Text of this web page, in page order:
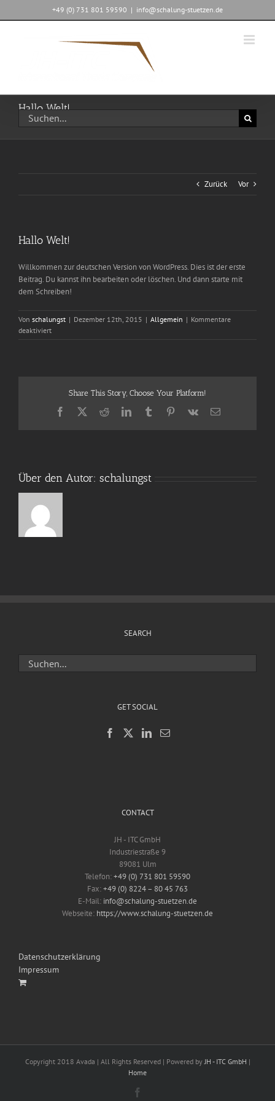
Inhalt
+49 (0) 731 801 59590 | info@schalung-stuetzen.de
Hallo Welt!
Suche
nach:
Zurück Vor
Hallo Welt!
Willkommen zur deutschen Version von WordPress. Dies ist der erste
Beitrag. Du kannst ihn bearbeiten oder löschen. Und dann starte mit
dem Schreiben!
Von schalungst | Dezember 12th, 2015 | Allgemein | Kommentare
deaktiviertfür
Share This Story, Choose Your Platform!
Facebook
X RedditLinkedInTumblrPinterest
Vk
E-
Über den Autor: schalungst
SEARCH
GET SOCIAL
CONTACT
JH - ITC GmbH
Industriestraße 9
89081 Ulm
Telefon:+49 (0) 731 801 59590
Fax:+49 (0) 8224 – 80 45 763
E-Mail: info@schalung-stuetzen.de
Webseite: https://www.schalung-stuetzen.de
Datenschutzerklärung
Impressum
Copyright 2018 Avada | All Rights Reserved | Powered byJH - ITC GmbH |
Home